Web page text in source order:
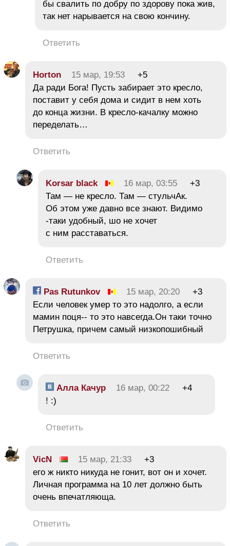
бы свалить по добру по здорову пока жив,
так нет нарывается на свою кончину.
Ответить
Horton 15 мар, 19:53
+5
Да ради Бога! Пусть забирает это кресло,
поставит у себя дома и сидит в нем хоть
до конца жизни. В кресло-качалку можно
переделать…
Ответить
Korsar black 16 мар, 03:55
+3
Там — не кресло. Там — стульчАк.
Об этом уже давно все знают. Видимо
-таки удобный, шо не хочет
с ним расставаться.
Ответить
Pas Rutunkov 15 мар, 20:20
+3
Если человек умер то это надолго, а если
мамин поця-- то это навсегда.Он таки точно
Петрушка, причем самый низкопошибный
Ответить
Алла Качур 16 мар, 00:22
+4
! :)
Ответить
VicN 15 мар, 21:33
+3
его ж никто никуда не гонит, вот он и хочет.
Личная программа на 10 лет должно быть
очень впечатляюща.
Ответить